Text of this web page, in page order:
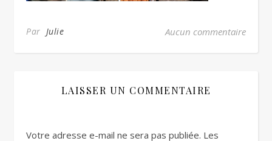
Par Julie Aucun commentaire
LAISSER UN COMMENTAIRE
Votre adresse e-mail ne sera pas publiée. Les